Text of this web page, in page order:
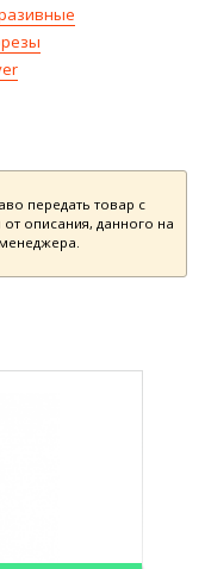
передать товар с
описания, данного на